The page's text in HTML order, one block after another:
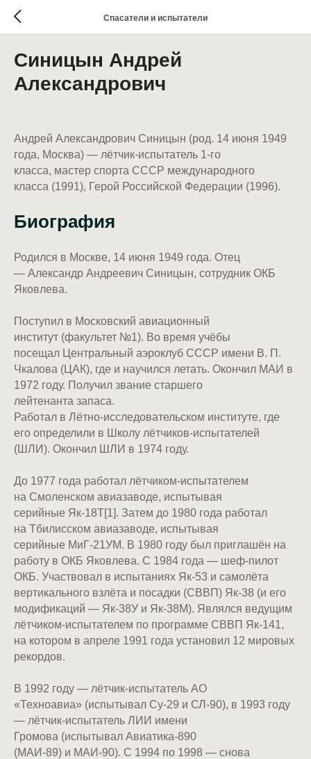
Спасатели и испытатели
Синицын Андрей
Александрович
Андрей Александрович Синицын (род. 14 июня 1949
года, Москва) — лётчик-испытатель 1-го
класса, мастер спорта СССР международного
класса (1991), Герой Российской Федерации (1996).
Биография
Родился в Москве, 14 июня 1949 года. Отец
— Александр Андреевич Синицын, сотрудник ОКБ
Яковлева.
Поступил в Московский авиационный
институт (факультет №1). Во время учёбы
посещал Центральный аэроклуб СССР имени В. П.
Чкалова (ЦАК), где и научился летать. Окончил МАИ в
1972 году. Получил звание старшего
лейтенанта запаса.
Работал в Лётно-исследовательском институте, где
его определили в Школу лётчиков-испытателей
(ШЛИ). Окончил ШЛИ в 1974 году.
До 1977 года работал лётчиком-испытателем
на Смоленском авиазаводе, испытывая
серийные Як-18Т[1]. Затем до 1980 года работал
на Тбилисском авиазаводе, испытывая
серийные МиГ-21УМ. В 1980 году был приглашён на
работу в ОКБ Яковлева. C 1984 года — шеф-пилот
ОКБ. Участвовал в испытаниях Як-53 и самолёта
вертикального взлёта и посадки (СВВП) Як-38 (и его
модификаций — Як-38У и Як-38М). Являлся ведущим
лётчиком-испытателем по программе СВВП Як-141,
на котором в апреле 1991 года установил 12 мировых
рекордов.
В 1992 году — лётчик-испытатель АО
«Техноавиа» (испытывал Су-29 и СЛ-90), в 1993 году
— лётчик-испытатель ЛИИ имени
Громова (испытывал Авиатика-890
(МАИ-89) и МАИ-90). С 1994 по 1998 — снова